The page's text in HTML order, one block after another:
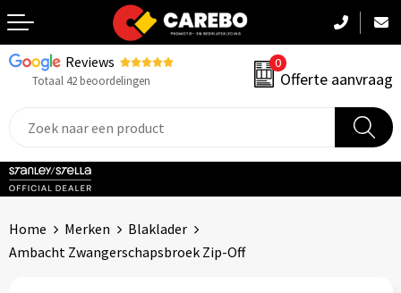
Reviews
Totaal 42 beoordelingen
0
Offerte aanvraag
Terug
Sportkleding
Home Merken
Blaklader
Ambacht Zwangerschapsbroek Zip-Off